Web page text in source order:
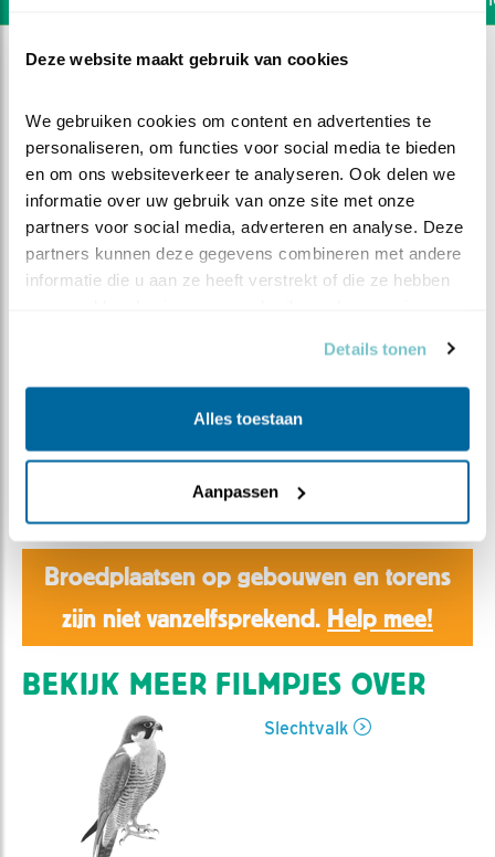
Deze website maakt gebruik van cookies
We gebruiken cookies om content en advertenties te
personaliseren, om functies voor social media te bieden
en om ons websiteverkeer te analyseren. Ook delen we
informatie over uw gebruik van onze site met onze
partners voor social media, adverteren en analyse. Deze
partners kunnen deze gegevens combineren met andere
informatie die u aan ze heeft verstrekt of die ze hebben
Details tonen
Alles toestaan
Aanpassen
Harde wind
Aaltje | Geplaatst op 4 mei 2021, 22:34 |
|
Bewaar dit filmpje| 662x
Broedplaatsen op gebouwen en torens
zijn niet vanzelfsprekend. Help mee!
BEKIJK MEER FILMPJES OVER
Slechtvalk